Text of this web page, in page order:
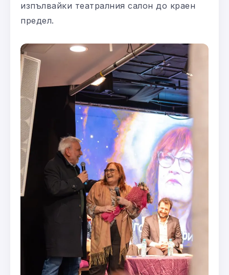
изпълвайки театралния салон до краен
предел.